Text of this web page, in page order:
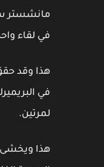
في لقاء
لمرتين.